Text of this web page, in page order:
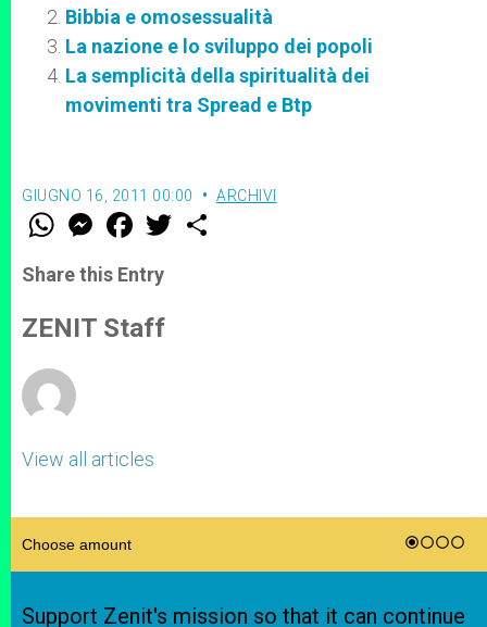
Bibbia e omosessualità
La nazione e lo sviluppo dei popoli
La semplicità della spiritualità dei
movimenti tra Spread e Btp
GIUGNO 16, 2011 00:00 ARCHIVI
W
t
s
p
p
M
e
s
e
g
e
F
a
e
b
o
k
w
Share this Entry
ZENIT Staff
View all articles